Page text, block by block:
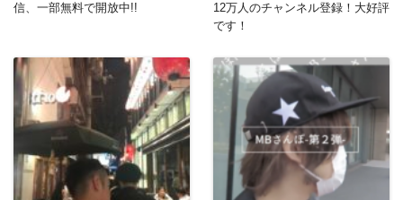
信、一部無料で開放中!!
12万人のチャンネル登録！大好評
です！